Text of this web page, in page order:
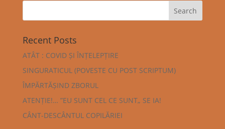
Recent Posts
ATÂT : COVID ȘI ÎNȚELEPȚIRE
SINGURATICUL (POVESTE CU POST SCRIPTUM)
ÎMPĂRTĂȘIND ZBORUL
ATENȚIE!… ”EU SUNT CEL CE SUNT„ SE IA!
CÂNT-DESCÂNTUL COPILĂRIEI